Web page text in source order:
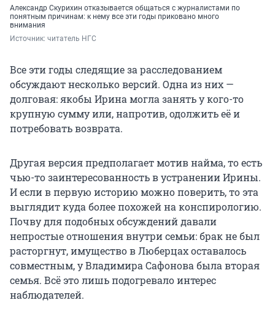
Александр Скурихин отказывается общаться с журналистами по
понятным причинам: к нему все эти годы приковано много
внимания
Источник: читатель НГС
Все эти годы следящие за расследованием
обсуждают несколько версий. Одна из них —
долговая: якобы Ирина могла занять у кого-то
крупную сумму или, напротив, одолжить её и
потребовать возврата.
Другая версия предполагает мотив найма, то есть
чью-то заинтересованность в устранении Ирины.
И если в первую историю можно поверить, то эта
выглядит куда более похожей на конспирологию.
Почву для подобных обсуждений давали
непростые отношения внутри семьи: брак не был
расторгнут, имущество в Люберцах оставалось
совместным, у Владимира Сафонова была вторая
семья. Всё это лишь подогревало интерес
наблюдателей.